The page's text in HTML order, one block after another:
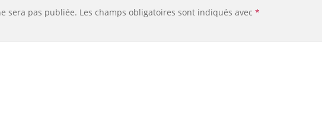
sera pas publiée. Les champs obligatoires sont indiqués avec *